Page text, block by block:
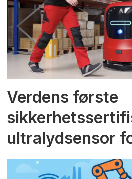
Verdens første
ultralydsensor